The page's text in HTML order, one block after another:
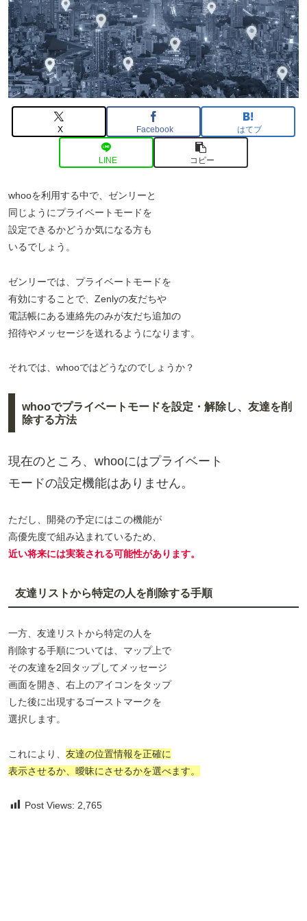
X Facebook はてブ
LINE コピー
whooを利用する中で、ゼンリーと
同じようにプライベートモードを
設定できるかどうか気になる方も
いるでしょう。
ゼンリーでは、プライベートモードを
有効にすることで、Zenlyの友だちや
電話帳にある連絡先のみが友だち追加の
招待やメッセージを送れるようになります。
それでは、whooではどうなのでしょうか？
whooでプライベートモードを設定・解除し、友達を削
除する方法
現在のところ、whooにはプライベート
モードの設定機能はありません。
ただし、開発の予定にはこの機能が
高優先度で組み込まれているため、
近い将来には実装される可能性があります。
友達リストから特定の人を削除する手順
一方、友達リストから特定の人を
削除する手順については、マップ上で
その友達を2回タップしてメッセージ
画面を開き、右上のアイコンをタップ
した後に出現するゴーストマークを
選択します。
これにより、 友達の位置情報を正確に
表示させるか、曖昧にさせるかを選べます。
Post Views: 2,765